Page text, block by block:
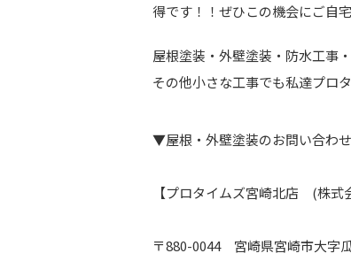
得です！！ぜひこの機会にご自
屋根塗装・外壁塗装・防水工事
その他小さな工事でも私達プロ
▼屋根・外壁塗装のお問い合わ
【プロタイムズ宮崎北店 (株式
〒880-0044 宮崎県宮崎市大字